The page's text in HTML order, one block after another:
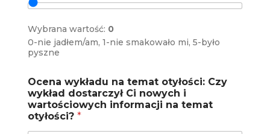
Wybrana wartość: 0
0-nie jadłem/am, 1-nie smakowało mi, 5-było
pyszne
Ocena wykładu na temat otyłości: Czy
wykład dostarczył Ci nowych i
wartościowych informacji na temat
otyłości? *